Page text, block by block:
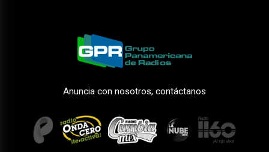
Anuncia con nosotros, contáctanos